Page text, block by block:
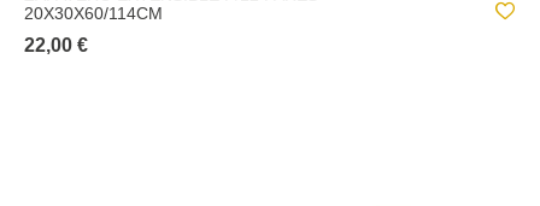
20X30X60/114CM
22,00 €